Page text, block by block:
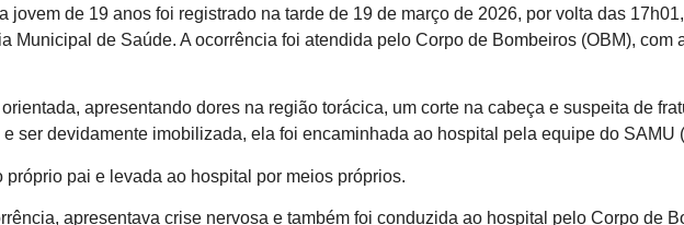
de 19 anos foi registrado na tarde de 19 de março de 2026, por volta das
Municipal de Saúde. A ocorrência foi atendida pelo Corpo de Bombeiros (OBM), com
apresentando dores na região torácica, um corte na cabeça e suspeita de
ser devidamente imobilizada, ela foi encaminhada ao hospital pela equipe do SAMU
pai e levada ao hospital por meios próprios.
apresentava crise nervosa e também foi conduzida ao hospital pelo Corpo de